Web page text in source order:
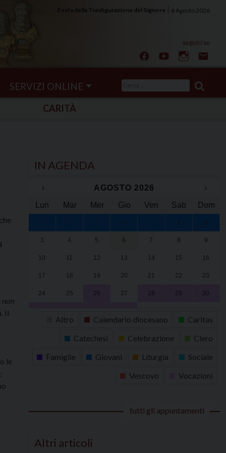
6 Agosto 2026
Festa della Trasfigurazione del Signore
SERVIZI ONLINE
per:
CARITÀ
non
Il
le
IN AGENDA
‹ AGOSTO 2026
›
Lun
Mar Mer Gio Ven Sab Dom
1
2
3
4 5 6 7 8 9
10 11 12 13 14 15 16
17 18 19 20 21 22 23
24 25 26 27 28 29 30
Altro Calendario diocesano
Caritas
Catechesi
Celebrazione
Clero
Famiglie
Giovani Liturgia
Sociale
Vescovo
Vocazioni
tutti gli appuntamenti
Altri articoli